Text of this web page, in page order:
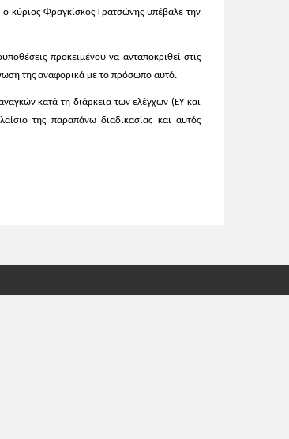
ο κύριος Φραγκίσκος Γρατσώνης υπέβαλε την
προκειμένου να ανταποκριθεί στις
της αναφορικά με το πρόσωπο αυτό.
κατά τη διάρκεια των ελέγχων (ΕΥ και
της παραπάνω διαδικασίας και αυτός